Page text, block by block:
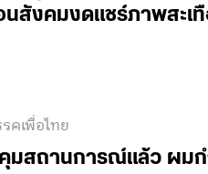
สังคมงดแชร์ภาพสะเทื
คเพื่อไทย
คุมสถานการณ์แล้ว ผม